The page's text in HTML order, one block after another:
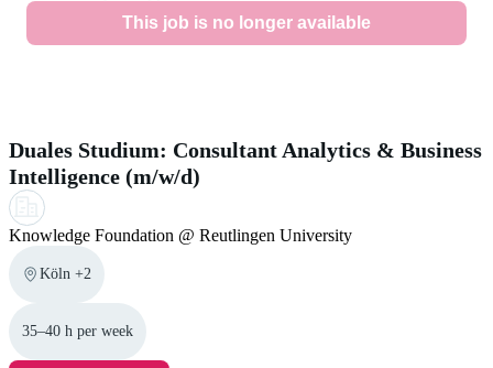
records or a language certificate. We would also
skills. In the job search you can use the language filter to
find jobs without German language requirements. It is also
This job is no longer available
Duales Studium: Consultant Analytics & Business
Intelligence (m/w/d)
Knowledge Foundation @ Reutlingen University
Köln +2
35–40 h per week